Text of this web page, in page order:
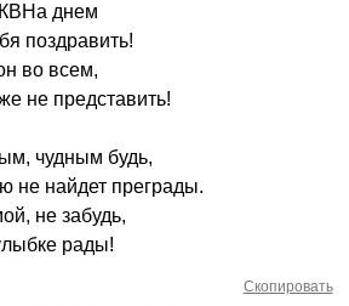
днем
поздравить!
во всем,
не представить!
чудным будь,
не найдет преграды.
не забудь,
рады!
Скопировать